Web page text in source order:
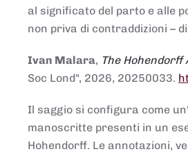
al significato del parto e alle
non priva di contraddizioni –
Ivan Malara, The
Soc Lond", 2026, 20250033.
Il saggio si configura come
manoscritte presenti in un
Hohendorff. Le annotazioni,